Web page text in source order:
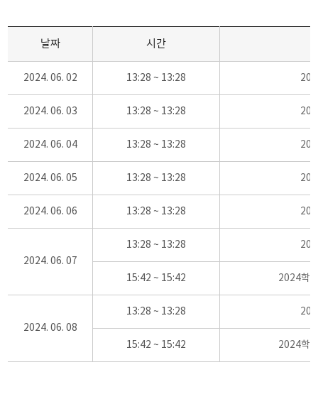
날짜 시간
2024. 06. 02 13:28 ~ 13:28
2024. 06. 03 13:28 ~ 13:28
2024. 06. 04 13:28 ~ 13:28
2024. 06. 05 13:28 ~ 13:28
2024. 06. 06 13:28 ~ 13:28
2024. 06. 07
13:28 ~ 13:28
15:42 ~ 15:42 2024학
2024. 06. 08
13:28 ~ 13:28
15:42 ~ 15:42 2024학